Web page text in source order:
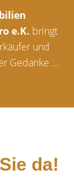
e.K. bringt
und
Gedanke ...
da!